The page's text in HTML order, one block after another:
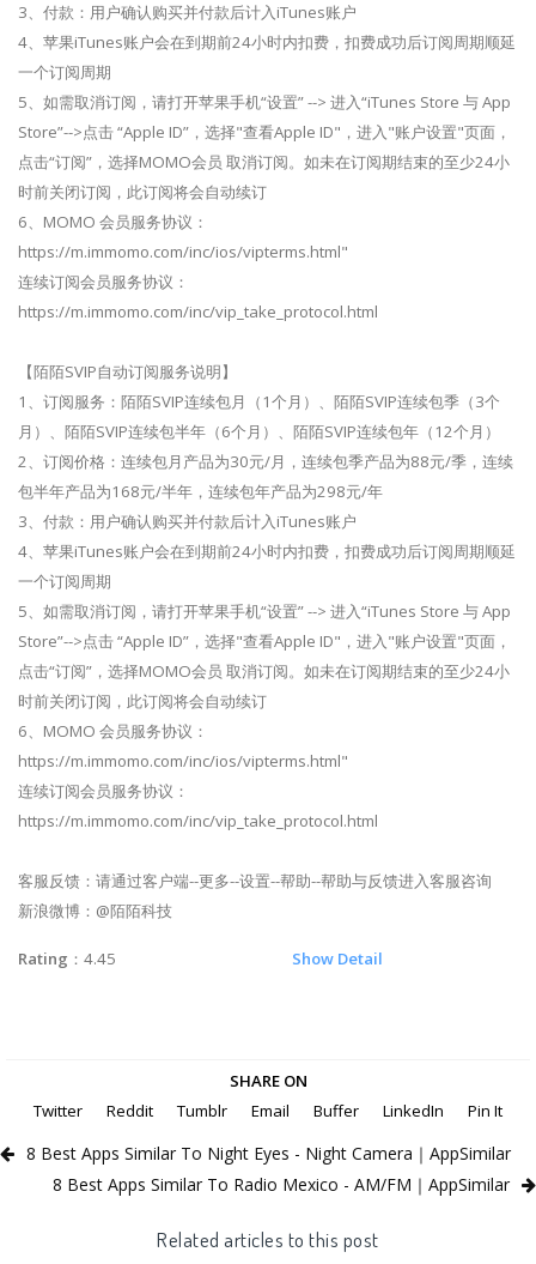
3、付款：用户确认购买并付款后计入iTunes账户
4、苹果iTunes账户会在到期前24小时内扣费，扣费成功后订阅周期顺延
一个订阅周期
5、如需取消订阅，请打开苹果手机“设置” --> 进入“iTunes Store 与 App
Store”-->点击 “Apple ID”，选择"查看Apple ID"，进入"账户设置"页面，
点击“订阅”，选择MOMO会员 取消订阅。如未在订阅期结束的至少24小
时前关闭订阅，此订阅将会自动续订
6、MOMO 会员服务协议：
https://m.immomo.com/inc/ios/vipterms.html"
连续订阅会员服务协议：
https://m.immomo.com/inc/vip_take_protocol.html
【陌陌SVIP自动订阅服务说明】
1、订阅服务：陌陌SVIP连续包月（1个月）、陌陌SVIP连续包季（3个
月）、陌陌SVIP连续包半年（6个月）、陌陌SVIP连续包年（12个月）
2、订阅价格：连续包月产品为30元/月，连续包季产品为88元/季，连续
包半年产品为168元/半年，连续包年产品为298元/年
3、付款：用户确认购买并付款后计入iTunes账户
4、苹果iTunes账户会在到期前24小时内扣费，扣费成功后订阅周期顺延
一个订阅周期
5、如需取消订阅，请打开苹果手机“设置” --> 进入“iTunes Store 与 App
Store”-->点击 “Apple ID”，选择"查看Apple ID"，进入"账户设置"页面，
点击“订阅”，选择MOMO会员 取消订阅。如未在订阅期结束的至少24小
时前关闭订阅，此订阅将会自动续订
6、MOMO 会员服务协议：
https://m.immomo.com/inc/ios/vipterms.html"
连续订阅会员服务协议：
https://m.immomo.com/inc/vip_take_protocol.html
客服反馈：请通过客户端--更多--设置--帮助--帮助与反馈进入客服咨询
新浪微博：@陌陌科技
Rating ：4.45 Show Detail
SHARE ON
Twitter
Reddit Tumblr Email Buffer LinkedIn Pin It
8 Best Apps Similar To Night Eyes - Night Camera｜AppSimilar
8 Best Apps Similar To Radio Mexico - AM/FM｜AppSimilar
Related articles to this post